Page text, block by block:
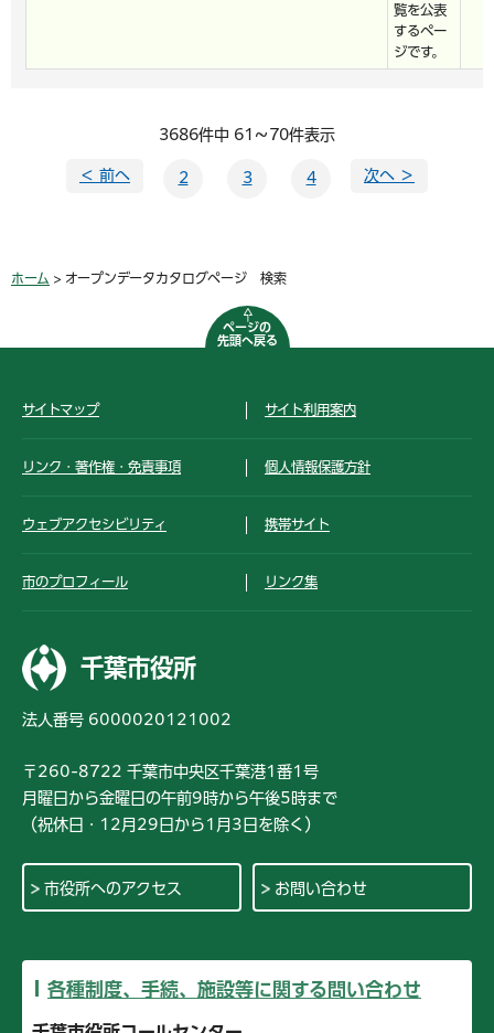
覧を公表
するペー
ジです。
3686件中 61～70件表示
＜ 前へ 2 3 4 次へ ＞
ホーム > オープンデータカタログページ 検索
ページの
先頭へ戻る
サイトマップ サイト利用案内
リンク・著作権・免責事項 個人情報保護方針
ウェブアクセシビリティ 携帯サイト
市のプロフィール リンク集
千葉市役所
法人番号 6000020121002
〒260-8722 千葉市中央区千葉港1番1号
月曜日から金曜日の午前9時から午後5時まで
（祝休日・12月29日から1月3日を除く）
市役所へのアクセス お問い合わせ
各種制度、手続、施設等に関する問い合わせ